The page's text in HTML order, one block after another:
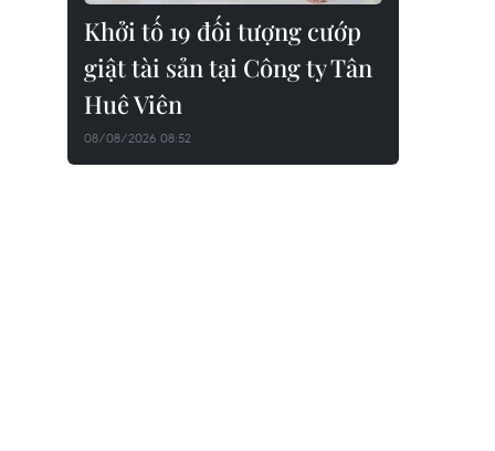
Khởi tố 19 đối tượng cướp
giật tài sản tại Công ty Tân
Huê Viên
08/08/2026 08:52